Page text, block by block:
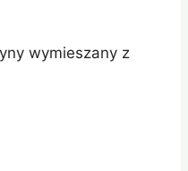
wymieszany z